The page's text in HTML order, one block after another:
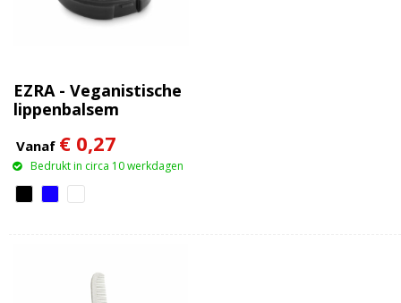
EZRA - Veganistische
lippenbalsem
Vanaf € 0,27
Bedrukt in circa 10 werkdagen